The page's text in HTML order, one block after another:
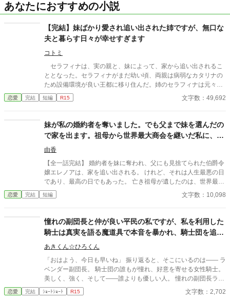
あなたにおすすめの小説
【完結】妹ばかり愛され追い出された姉ですが、無口な
夫と暮らす日々が幸せすぎます
コトミ
セラフィナは、実の親と、妹によって、家から追い出されるこ
ととなった。セラフィナがまだ幼い頃、両親は病弱なカタリナの
ため設備環境が良い王都に移り住んだ。姉のセラフィナは元々両
親とともに住んでいた田舎に使用人のマーサの二人きりで暮らす
こととなった。お金のない子爵家な上にカタリナのためお金を稼
るとセラフィナだけ残されたのだ。そしてセラフィナが１９歳の
時、３人が家へ戻ってきた。その理由はカタリナの婚約が上手く
いかず王宮にいずらくなったためだ。やっと家族で暮らせると心
待ちにしていたセラフィナは帰宅した父に思いがけないことを告
げられる。 「お前はジェラール・モンフォール伯爵と結婚するこ
とになった。すぐに荷物をまとめるんだ。一週間後には結婚式
だ」 困惑するセラフィナに対して、冷酷にも時間は進み続け、
結婚生活が始まる。
恋愛 完結 短編 R15 文字数：49,692
妹が私の婚約者を奪いました。でも父まで妹を選んだの
で家を出ます。祖母から世界最大商会を継いだ私に、今
さら帰ってこいと言われても遅すぎます
由香
【全一話完結】 婚約者を妹に奪われ、父にも見捨てられた伯爵令
嬢エレノアは、家を追い出される。 けれど、それは人生最悪の日
であり、最高の日でもあった。 亡き祖母が遺したのは、世界最大
商会の会頭の座と莫大な財産。 商会を立て直し、世界中から称賛
される一方で、没落した家族と元婚約者は「戻ってきてほしい」
く未来です。」 もう二度と、その手は取りません。
恋愛 完結 短編 文字数：10,098
憧れの副団長と仲が良い平民の私ですが、私を利用した
騎士は真実を語る魔道具で本音を暴かれ、騎士団を追放
されました
あきくん☆ひろくん
「おはよう、今日も早いね」 振り返ると、そこにいるのは―― ラ
ベンダー副団長。 騎士団の誰もが憧れ、好意を寄せる女性騎士。
美しく、強く、そして――誰よりも優しい人。 憧れの副団長ラベ
ンダー様に仕えることを誇りに、騎士団の治癒所で働く平民の
私。 そんな私にも、優しく声をかけてくれる騎士との出会いがあ
恋愛 完結 ｼｮｰﾄｼｮｰﾄ R15 文字数：2,702